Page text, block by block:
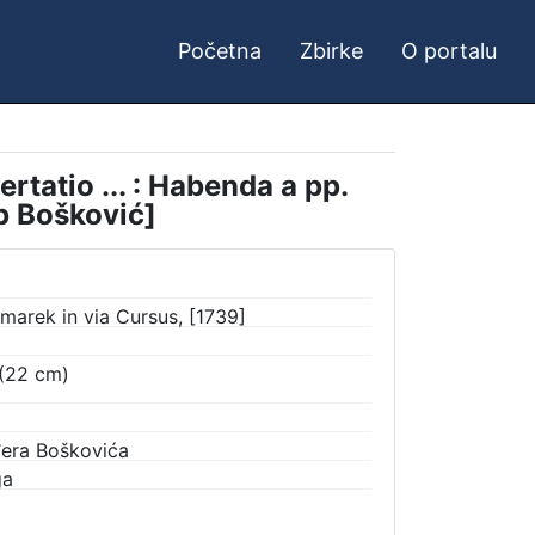
Početna Zbirke O portalu
... : Habenda a pp.
Bošković]
in via Cursus, [1739]
cm)
Boškovića